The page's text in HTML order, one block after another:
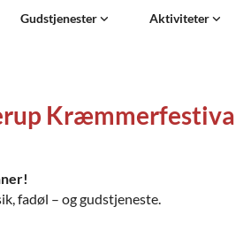
Gudstjenester Aktiviteter
fadøl – og gudstjeneste.